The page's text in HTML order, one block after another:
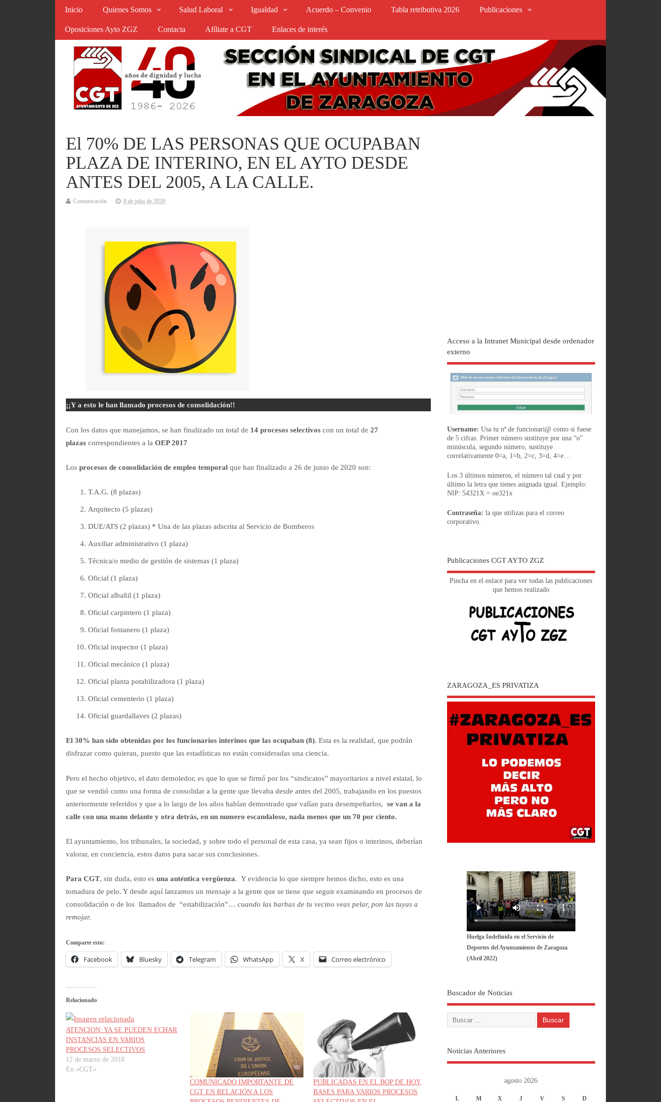
Inicio Quienes Somos Salud Laboral Igualdad Acuerdo – Convenio Tabla retributiva 2026 Publicaciones
Oposiciones Ayto ZGZ Contacta Afíliate a CGT Enlaces de interés
El 70% DE LAS PERSONAS QUE OCUPABAN
PLAZA DE INTERINO, EN EL AYTO DESDE
ANTES DEL 2005, A LA CALLE.
Comunicación 8 de julio de 2020
¡¡Y a esto le han llamado procesos de consolidación!!
Con los datos que manejamos, se han finalizado un total de 14 procesos selectivos con un total de27
plazas correspondientes a laOEP 2017
Los procesos de consolidación de empleo temporal que han finalizado a 26 de junio de 2020 son:
T.A.G. (8 plazas)
Arquitecto (5 plazas)
DUE/ATS (2 plazas) * Una de las plazas adscrita al Servicio de Bomberos
Auxiliar administrativo (1 plaza)
Técnica/o medio de gestión de sistemas (1 plaza)
Oficial (1 plaza)
Oficial albañil (1 plaza)
Oficial carpintero (1 plaza)
Oficial fontanero (1 plaza)
Oficial inspector (1 plaza)
Oficial mecánico (1 plaza)
Oficial planta potabilizadora (1 plaza)
Oficial cementerio (1 plaza)
Oficial guardallaves (2 plazas)
El 30% han sido obtenidas por los funcionarios interinos que las ocupaban (8). Esta es la realidad, que podrán
disfrazar como quieran, puesto que las estadísticas no están consideradas una ciencia.
Pero el hecho objetivo, el dato demoledor, es que lo que se firmó por los “sindicatos” mayoritarios a nivel estatal, lo
que se vendió como una forma de consolidar a la gente que llevaba desde antes del 2005, trabajando en los puestos
anteriormente referidos y que a lo largo de los años habían demostrado que valían para desempeñarlos,se van a la
calle con una mano delante y otra detrás, en un numero escandaloso, nada menos que un 70 por ciento.
El ayuntamiento, los tribunales, la sociedad, y sobre todo el personal de esta casa, ya sean fijos o interinos, deberían
valorar, en conciencia, estos datos para sacar sus conclusiones.
Para CGT, sin duda, esto esuna auténtica vergüenza. Y evidencia lo que siempre hemos dicho, esto es una
tomadura de pelo. Y desde aquí lanzamos un mensaje a la gente que se tiene que seguir examinando en procesos de
consolidación o de los llamados de “estabilización”…cuando las barbas de tu vecino veas pelar, pon las tuyas a
remojar.
Comparte esto:
Facebook Bluesky Telegram WhatsApp X Correo electrónico
Relacionado
ATENCION: YA SE PUEDEN ECHAR
INSTANCIAS EN VARIOS
PROCESOS SELECTIVOS
12 de marzo de 2018
En «CGT»
COMUNICADO IMPORTANTE DE
CGT EN RELACIÓN A LOS
PUBLICADAS EN EL BOP DE HOY,
BASES PARA VARIOS PROCESOS
Acceso a la Intranet Municipal desde ordenador
externo
Username: Usa tu nº de funcionari@ como si fuese
de 5 cifras. Primer número sustituye por una “o”
minúscula, segundo número, sustituye
correlativamente 0=a, 1=b, 2=c, 3=d, 4=e…
Los 3 últimos números, el número tal cual y por
último la letra que tienes asignada igual. Ejemplo:
NIP: 54321X = oe321x
Contraseña: la que utilizas para el correo
corporativo.
Publicaciones CGT AYTO ZGZ
Pincha en el enlace para ver todas las publicaciones
que hemos realizado
ZARAGOZA_ES PRIVATIZA
Huelga Indefinida en el Servicio de
Deportes del Ayuntamiento de Zaragoza
(Abril 2022)
Buscador de Noticias
Noticias Anteriores
agosto 2026
L M X J V S
D